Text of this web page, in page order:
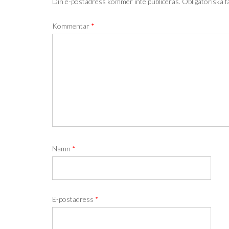
Kommentar *
Namn *
E-postadress *